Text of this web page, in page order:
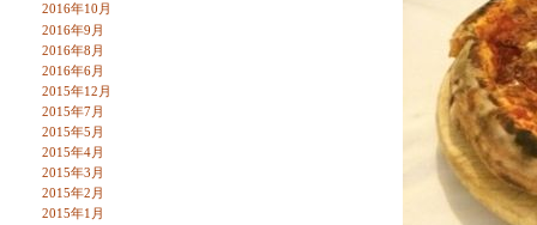
2016年10月
2016年9月
2016年8月
2016年6月
2015年12月
2015年7月
2015年5月
2015年4月
2015年3月
2015年2月
2015年1月